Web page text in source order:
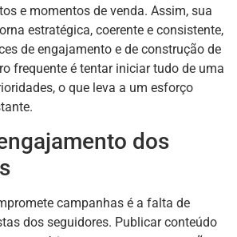
e momentos de venda. Assim, sua
estratégica, coerente e consistente,
de engajamento e de construção de
frequente é tentar iniciar tudo de uma
o que leva a um esforço
dos
campanhas é a falta de
dos seguidores. Publicar conteúdo